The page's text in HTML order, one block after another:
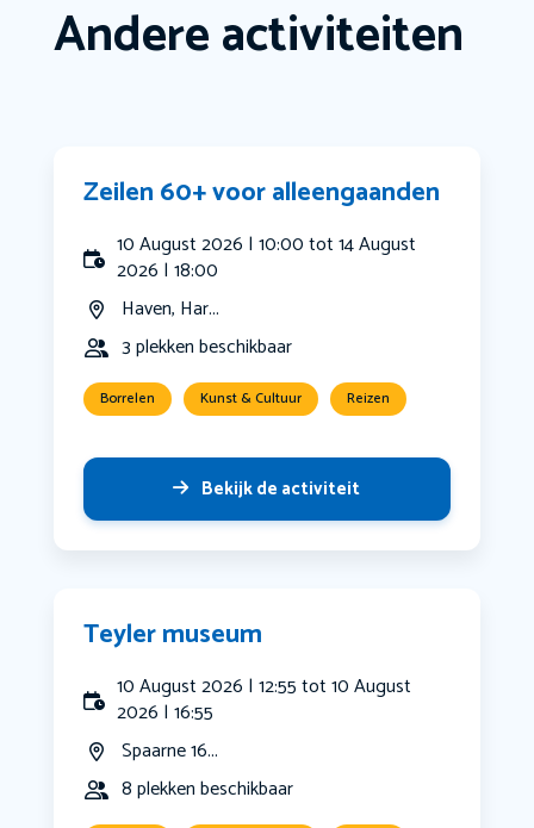
Andere activiteiten
Zeilen 60+ voor alleengaanden
10 August 2026 | 10:00 tot 14 August
2026 | 18:00
Haven, Har...
3 plekken beschikbaar
Borrelen Kunst & Cultuur Reizen
Bekijk de activiteit
Teyler museum
10 August 2026 | 12:55 tot 10 August
2026 | 16:55
Spaarne 16...
8 plekken beschikbaar